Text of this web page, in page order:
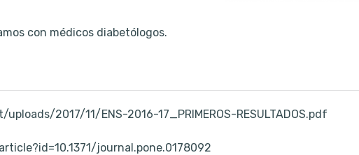
con médicos diabetólogos.
2017/11/ENS-2016-17_PRIMEROS-RESULTADOS.pdf
journal.pone.0178092